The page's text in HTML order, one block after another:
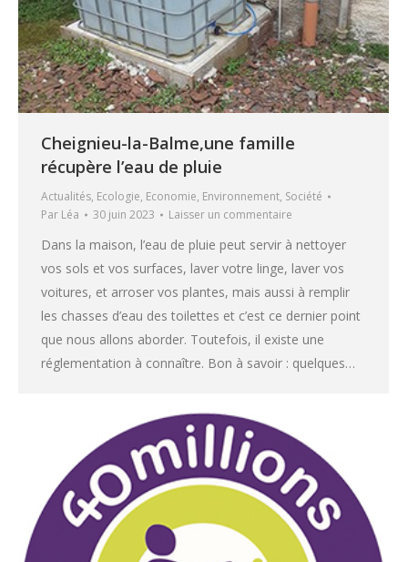
Cheignieu-la-Balme,une famille
récupère l’eau de pluie
Actualités, Ecologie, Economie, Environnement, Société
Par Léa 30 juin 2023 Laisser un commentaire
Dans la maison, l’eau de pluie peut servir à nettoyer
vos sols et vos surfaces, laver votre linge, laver vos
voitures, et arroser vos plantes, mais aussi à remplir
les chasses d’eau des toilettes et c’est ce dernier point
que nous allons aborder. Toutefois, il existe une
réglementation à connaître. Bon à savoir : quelques…